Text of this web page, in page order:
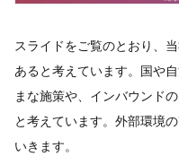
スライドをご覧のとおり、
あると考えています。国や
まな施策や、インバウンド
と考えています。外部環境
いきます。